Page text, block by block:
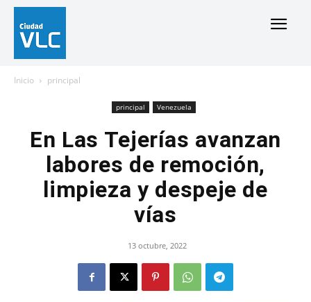
Inicio principal
principal Venezuela
En Las Tejerías avanzan
labores de remoción,
limpieza y despeje de
vías
13 octubre, 2022